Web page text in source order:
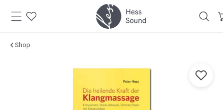
Zum
Inhalt
Shop